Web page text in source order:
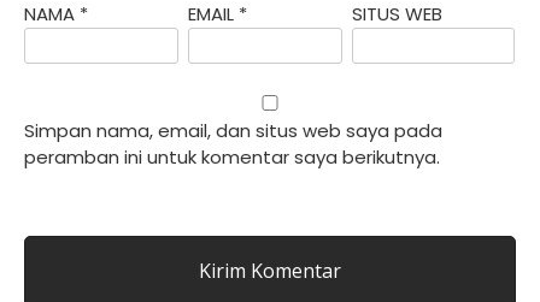
NAMA * EMAIL * SITUS WEB
Simpan nama, email, dan situs web saya pada
peramban ini untuk komentar saya berikutnya.